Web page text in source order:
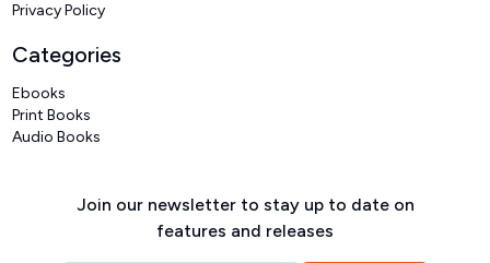
Privacy Policy
Categories
Ebooks
Print Books
Audio Books
Join our newsletter to stay up to date on
features and releases